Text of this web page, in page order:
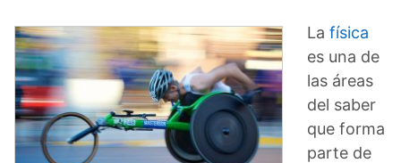
La física
es una de
las áreas
del saber
que forma
parte de